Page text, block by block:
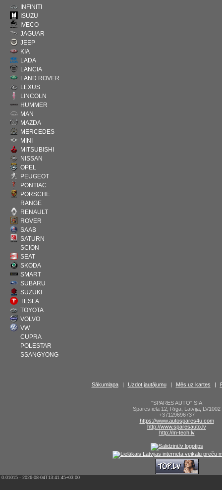
INFINITI
ISUZU
IVECO
JAGUAR
JEEP
KIA
LADA
LANCIA
LAND ROVER
LEXUS
LINCOLN
HUMMER
MAN
MAZDA
MERCEDES
MINI
MITSUBISHI
NISSAN
OPEL
PEUGEOT
PONTIAC
PORSCHE
RANGE
RENAULT
ROVER
SAAB
SATURN
SCION
SEAT
SKODA
SMART
SUBARU
SUZUKI
TESLA
TOYOTA
VOLVO
VW
CUPRA
POLESTAR
SSANGYONG
Sākumlapa | Uzdot jautājumu | Mēs uz kartes |
"SPARES AUTO" SIA
Spāres iela 12 Rīga Latvija LV1002
+37129696737
https://www.autospares4u.com
http://www.sparesauto.lv
http://m-tech.lv
0.01015 - 2026-08-04T13:41:45+03:00